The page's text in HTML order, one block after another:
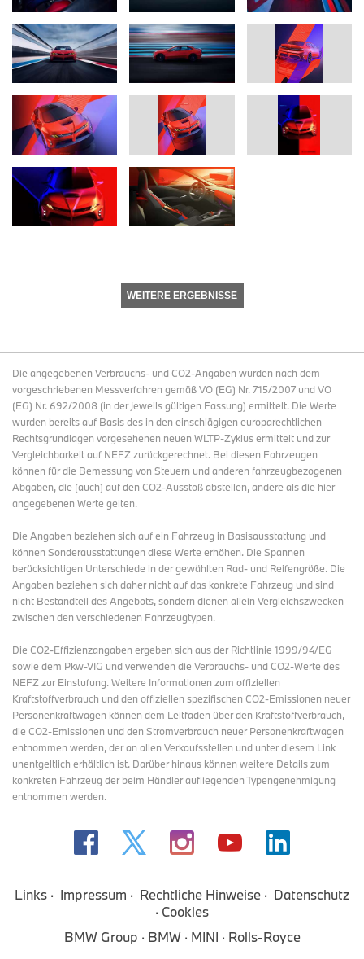
WEITERE ERGEBNISSE
Die angegebenen Verbrauchs- und CO2-Angaben wurden nach dem
vorgeschriebenen Messverfahren gemäß VO (EG) Nr. 715/2007 und VO
(EG) Nr. 692/2008 (in der jeweils gültigen Fassung) ermittelt. Die Werte
wurden bereits auf Basis des in den einschlägigen europarechtlichen
Rechtsgrundlagen vorgesehenen neuen WLTP-Zyklus ermittelt und zur
Vergleichbarkeit auf NEFZ zurückgerechnet. Bei diesen Fahrzeugen
können für die Bemessung von Steuern und anderen fahrzeugbezogenen
Abgaben, die (auch) auf den CO2-Ausstoß abstellen, andere als die hier
angegebenen Werte gelten.
Die Angaben beziehen sich auf ein Fahrzeug in Basisausstattung und
können Sonderausstattungen diese Werte erhöhen. Die Spannen
berücksichtigen Unterschiede in der gewählten Rad- und Reifengröße. Die
Angaben beziehen sich daher nicht auf das konkrete Fahrzeug und sind
nicht Bestandteil des Angebots, sondern dienen allein Vergleichszwecken
zwischen den verschiedenen Fahrzeugtypen.
Die CO2-Effizienzangaben ergeben sich aus der Richtlinie 1999/94/EG
sowie dem Pkw-VIG und verwenden die Verbrauchs- und CO2-Werte des
NEFZ zur Einstufung. Weitere Informationen zum offiziellen
Kraftstoffverbrauch und den offiziellen spezifischen CO2-Emissionen neuer
Personenkraftwagen können dem Leitfaden über den Kraftstoffverbrauch,
die CO2-Emissionen und den Stromverbrauch neuer Personenkraftwagen
entnommen werden, der an allen Verkaufsstellen und unter diesem Link
unentgeltlich erhältlich ist. Darüber hinaus können weitere Details zum
konkreten Fahrzeug der beim Händler aufliegenden Typengenehmigung
entnommen werden.
Links Impressum Rechtliche Hinweise
Datenschutz
Cookies
BMW Group
BMW MINI Rolls-Royce